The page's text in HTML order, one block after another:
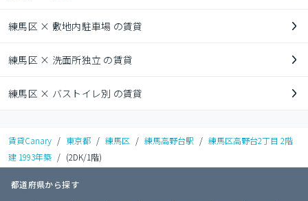
練馬区 × 敷地内駐車場 の賃貸
練馬区 × 洗面所独立 の賃貸
練馬区 × バストイレ別 の賃貸
賃貸Canary / 東京都 / 練馬区 / 練馬高野台駅 / 練馬区高野台2丁目 2階
建 1993年築 / (2DK/1階)
都道府県から探す